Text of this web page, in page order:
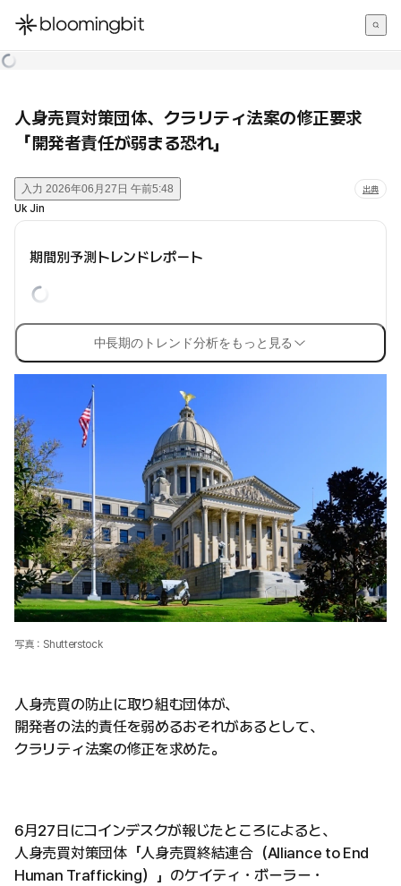
한국어
人身売買対策団体、クラリティ法案の修正要求
「開発者責任が弱まる恐れ」
入力 2026年06月27日 午前5:48 出典
Uk Jin
期間別予測トレンドレポート
中長期のトレンド分析をもっと見る
写真：Shutterstock
人身売買の防止に取り組む団体が、
開発者の法的責任を弱めるおそれがあるとして、
クラリティ法案の修正を求めた。
6月27日にコインデスクが報じたところによると、
人身売買対策団体「人身売買終結連合（Alliance to End
Human Trafficking）」のケイティ・ボーラー・